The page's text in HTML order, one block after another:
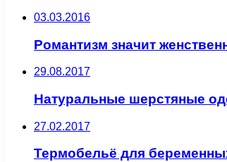
03.03.2016
Романтизм значит
29.08.2017
Натуральные шерстяные
27.02.2017
Термобельё для